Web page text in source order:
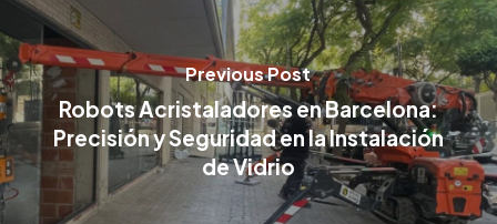
Previous Post
Robots Acristaladores en Barcelona:
Precisión y Seguridad en la Instalación
de Vidrio